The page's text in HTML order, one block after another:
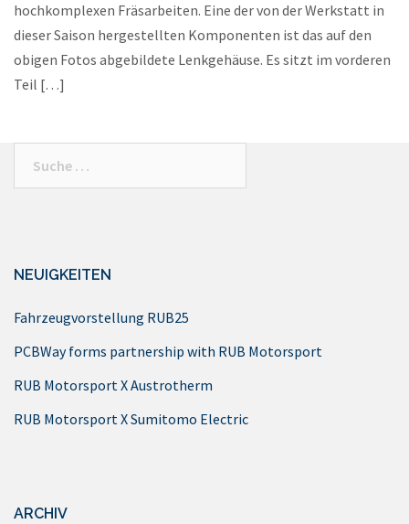
hochkomplexen Fräsarbeiten. Eine der von der Werkstatt in
dieser Saison hergestellten Komponenten ist das auf den
obigen Fotos abgebildete Lenkgehäuse. Es sitzt im vorderen
Teil […]
NEUIGKEITEN
Fahrzeugvorstellung RUB25
PCBWay forms partnership with RUB Motorsport
RUB Motorsport X Austrotherm
RUB Motorsport X Sumitomo Electric
ARCHIV